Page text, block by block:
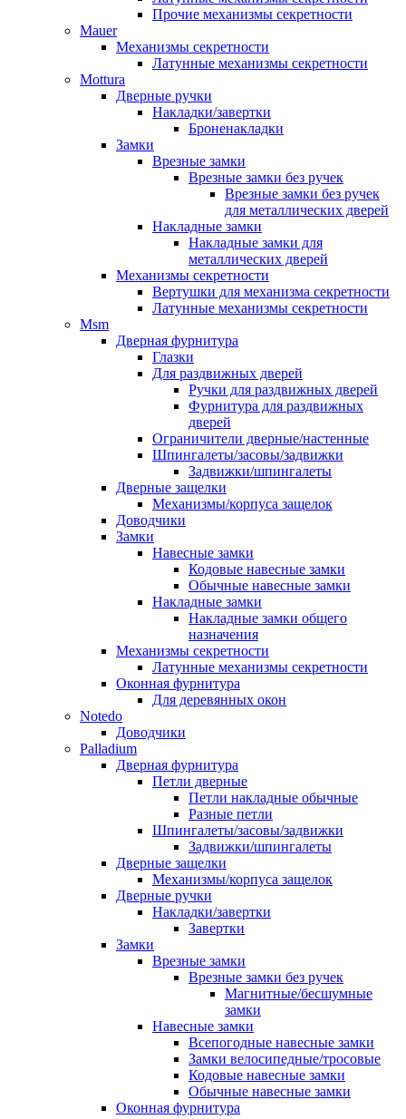
Прочие механизмы секретности
Mauer
Механизмы секретности
Латунные механизмы секретности
Mottura
Дверные ручки
Накладки/завертки
Броненакладки
Замки
Врезные замки
Врезные замки без ручек
Врезные замки без ручек
для металлических дверей
Накладные замки
Накладные замки для
металлических дверей
Механизмы секретности
Вертушки для механизма секретности
Латунные механизмы секретности
Msm
Дверная фурнитура
Глазки
Для раздвижных дверей
Ручки для раздвижных дверей
Фурнитура для раздвижных
дверей
Ограничители дверные/настенные
Шпингалеты/засовы/задвижки
Задвижки/шпингалеты
Дверные защелки
Механизмы/корпуса защелок
Доводчики
Замки
Навесные замки
Кодовые навесные замки
Обычные навесные замки
Накладные замки
Накладные замки общего
назначения
Механизмы секретности
Латунные механизмы секретности
Оконная фурнитура
Для деревянных окон
Notedo
Доводчики
Palladium
Дверная фурнитура
Петли дверные
Петли накладные обычные
Разные петли
Шпингалеты/засовы/задвижки
Задвижки/шпингалеты
Дверные защелки
Механизмы/корпуса защелок
Дверные ручки
Накладки/завертки
Завертки
Замки
Врезные замки
Врезные замки без ручек
Магнитные/бесшумные
замки
Навесные замки
Всепогодные навесные замки
Замки велосипедные/тросовые
Кодовые навесные замки
Обычные навесные замки
Оконная фурнитура